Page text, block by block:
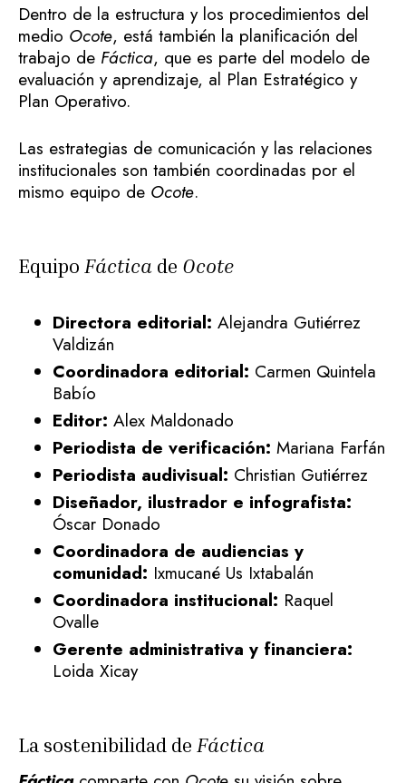
Dentro de la estructura y los procedimientos del
medio Ocote, está también la planificación del
trabajo de Fáctica, que es parte del modelo de
evaluación y aprendizaje, al Plan Estratégico y
Plan Operativo.
Las estrategias de comunicación y las relaciones
institucionales son también coordinadas por el
mismo equipo de Ocote.
Equipo Fáctica de Ocote
Directora editorial: Alejandra Gutiérrez
Valdizán
Coordinadora editorial: Carmen Quintela
Babío
Editor: Alex Maldonado
Periodista de verificación: Mariana Farfán
Periodista audivisual: Christian Gutiérrez
Diseñador, ilustrador e infografista:
Óscar Donado
Coordinadora de audiencias y
comunidad: Ixmucané Us Ixtabalán
Coordinadora institucional: Raquel
Ovalle
Gerente administrativa y financiera:
Loida Xicay
La sostenibilidad de Fáctica